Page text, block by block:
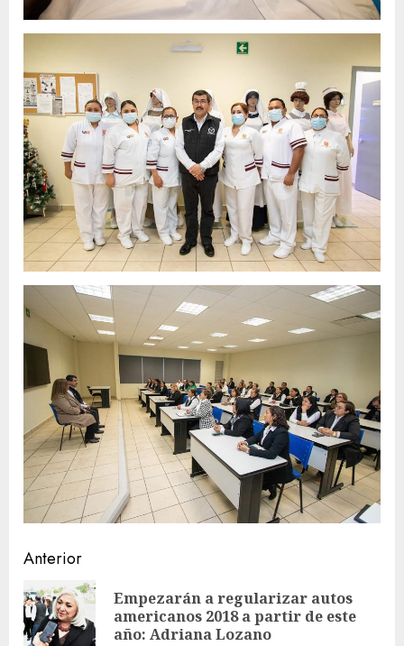
Sigue
leyendo
Anterior
Empezarán a regularizar autos
americanos 2018 a partir de este
año: Adriana Lozano